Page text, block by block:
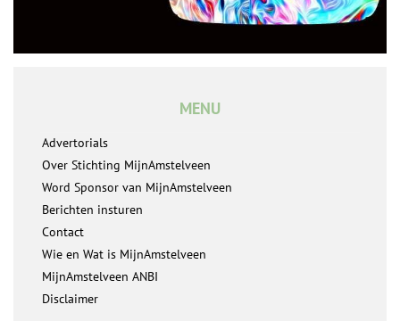
MENU
Advertorials
Over Stichting MijnAmstelveen
Word Sponsor van MijnAmstelveen
Berichten insturen
Contact
Wie en Wat is MijnAmstelveen
MijnAmstelveen ANBI
Disclaimer